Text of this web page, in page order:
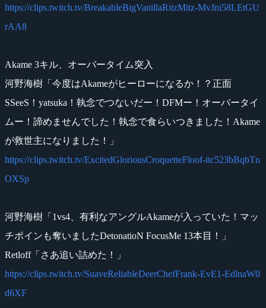
https://clips.twitch.tv/BreakableBigVanillaRitzMitz-MvJni58LEtGU
rAA8
Akame 3キル、オーバータイム突入
河野海樹「今度はAkameがヒーローになるか！？正面
SSeeS！yatsuka！執念でつないだー！DFMー！オーバータイ
ムー！諦めませんでした！執念で食らいつきました！Akame
が救世主になりました！」
https://clips.twitch.tv/ExcitedGloriousCroquetteFloof-itc523bBqbTn
OXSp
河野海樹「1vs4、有利なアングルAkameが入っていた！マッ
チポインも奪いましたDetonatioN FocusMe 13本目！」
Retloff「さあ追い詰めた！」
https://clips.twitch.tv/SuaveReliableDeerChefFrank-EvE1-EdlnaW0
d6XF